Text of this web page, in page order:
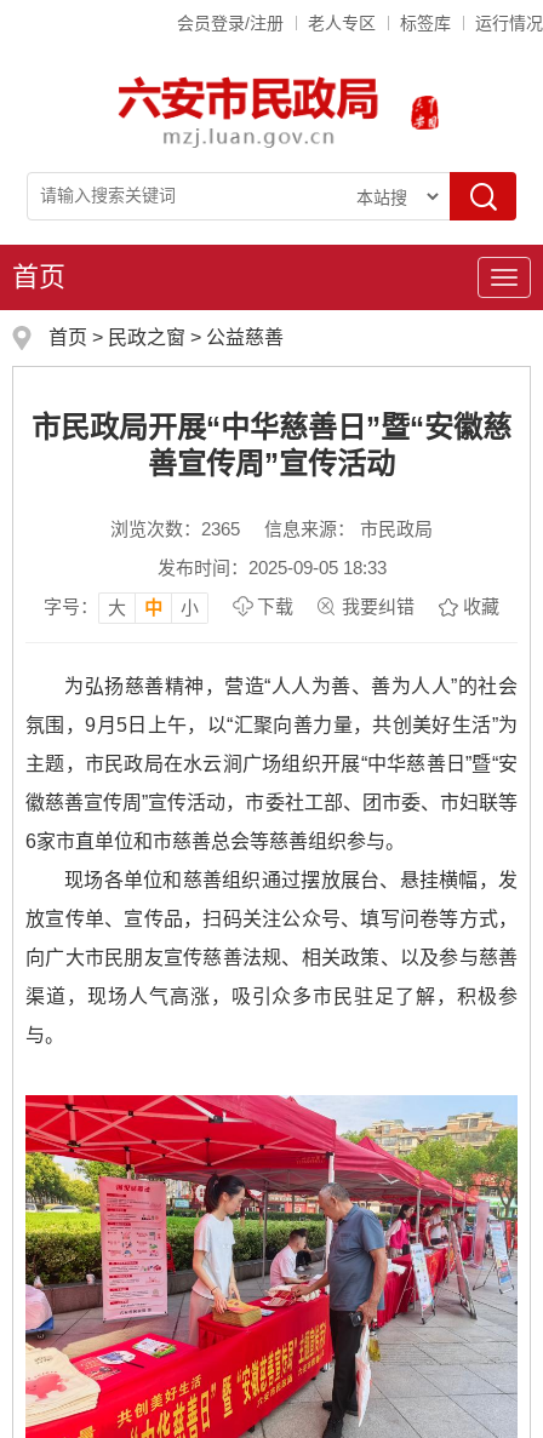
会员登录/注册 老人专区 标签库 运行情况
导
航
首页
首页 > 民政之窗 > 公益慈善
市民政局开展“中华慈善日”暨“安徽慈
善宣传周”宣传活动
浏览次数： 2365
信息来源： 市民政局
发布时间：2025-09-05 18:33
字号：
大 中 小 下载 我要纠错 收藏
为弘扬慈善精神，营造“人人为善、善为人人”的社会
氛围，9月5日上午，以“汇聚向善力量，共创美好生活”为
主题，市民政局在水云涧广场组织开展“中华慈善日”暨“安
徽慈善宣传周”宣传活动，市委社工部、团市委、市妇联等
6家市直单位和市慈善总会等慈善组织参与。
现场各单位和慈善组织通过摆放展台、悬挂横幅，发
放宣传单、宣传品，扫码关注公众号、填写问卷等方式，
向广大市民朋友宣传慈善法规、相关政策、以及参与慈善
渠道，现场人气高涨，吸引众多市民驻足了解，积极参
与。